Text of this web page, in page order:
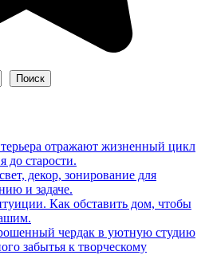
Поиск
отражают жизненный цикл
до старости.
декор, зонирование для
и задаче.
Как обставить дом, чтобы
чердак в уютную студию
забытья к творческому